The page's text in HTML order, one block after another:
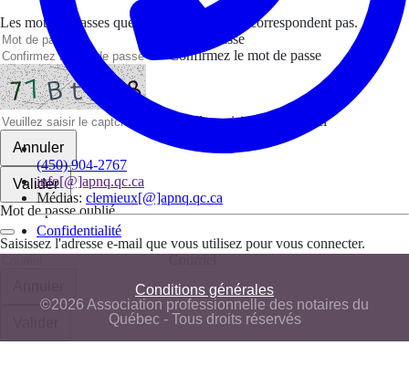
(450) 904-2767
info[@]apnq.qc.ca
Médias: clemieux[@]apnq.qc.ca
Confidentialité
Conditions générales
©2026 Association professionnelle des notaires du
Québec - Tous droits réservés
Les mots de passes que vous avez saisis ne correspondent pas.
Mot de passe
Confirmez le mot de passe
Veuillez saisir le captcha ici
Annuler
Valider
Mot de passe oublié
Saisissez l'adresse e-mail que vous utilisez pour vous connecter.